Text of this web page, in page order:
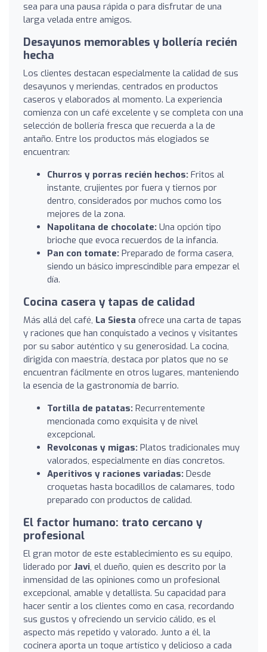
sea para una pausa rápida o para disfrutar de una
larga velada entre amigos.
Desayunos memorables y bollería recién
hecha
Los clientes destacan especialmente la calidad de sus
desayunos y meriendas, centrados en productos
caseros y elaborados al momento. La experiencia
comienza con un café excelente y se completa con una
selección de bollería fresca que recuerda a la de
antaño. Entre los productos más elogiados se
encuentran:
Churros y porras recién hechos: Fritos al
instante, crujientes por fuera y tiernos por
dentro, considerados por muchos como los
mejores de la zona.
Napolitana de chocolate: Una opción tipo
brioche que evoca recuerdos de la infancia.
Pan con tomate: Preparado de forma casera,
siendo un básico imprescindible para empezar el
día.
Cocina casera y tapas de calidad
Más allá del café, La Siesta ofrece una carta de tapas
y raciones que han conquistado a vecinos y visitantes
por su sabor auténtico y su generosidad. La cocina,
dirigida con maestría, destaca por platos que no se
encuentran fácilmente en otros lugares, manteniendo
la esencia de la gastronomía de barrio.
Tortilla de patatas: Recurrentemente
mencionada como exquisita y de nivel
excepcional.
Revolconas y migas: Platos tradicionales muy
valorados, especialmente en días concretos.
Aperitivos y raciones variadas: Desde
croquetas hasta bocadillos de calamares, todo
preparado con productos de calidad.
El factor humano: trato cercano y
profesional
El gran motor de este establecimiento es su equipo,
liderado por Javi, el dueño, quien es descrito por la
inmensidad de las opiniones como un profesional
excepcional, amable y detallista. Su capacidad para
hacer sentir a los clientes como en casa, recordando
sus gustos y ofreciendo un servicio cálido, es el
aspecto más repetido y valorado. Junto a él, la
cocinera aporta un toque artístico y delicioso a cada